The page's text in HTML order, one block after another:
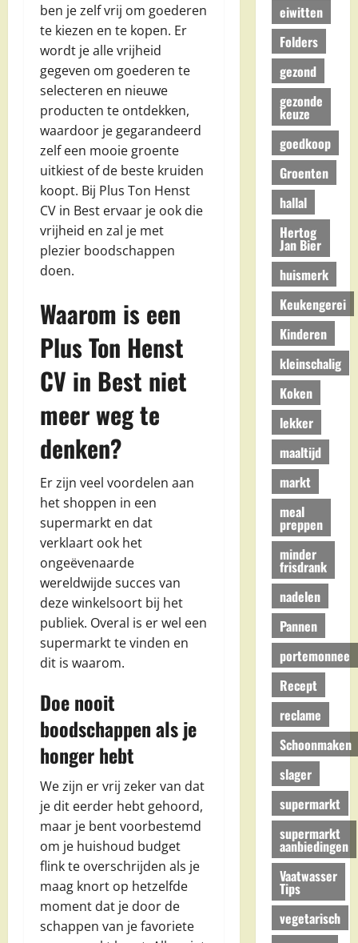
ben je zelf vrij om goederen
te kiezen en te kopen. Er
wordt je alle vrijheid
gegeven om goederen te
selecteren en nieuwe
producten te ontdekken,
waardoor je gegarandeerd
zelf een mooie groente
uitkiest of de beste kruiden
koopt. Bij Plus Ton Henst
CV in Best ervaar je ook die
vrijheid en zal je met
plezier boodschappen
doen.
Waarom is een
Plus Ton Henst
CV in Best niet
meer weg te
denken?
Er zijn veel voordelen aan
het shoppen in een
supermarkt en dat
verklaart ook het
ongeëvenaarde
wereldwijde succes van
deze winkelsoort bij het
publiek. Overal is er wel een
supermarkt te vinden en
dit is waarom.
Doe nooit
boodschappen als je
honger hebt
We zijn er vrij zeker van dat
je dit eerder hebt gehoord,
maar je bent voorbestemd
om je huishoud budget
flink te overschrijden als je
maag knort op hetzelfde
moment dat je door de
schappen van je favoriete
eiwitten
Folders
gezond
gezonde
keuze
goedkoop
Groenten
hallal
Hertog
Jan Bier
huismerk
Keukengerei
Kinderen
kleinschalig
Koken
lekker
maaltijd
markt
meal
preppen
minder
frisdrank
nadelen
Pannen
portemonnee
Recept
reclame
Schoonmaken
slager
supermarkt
supermarkt
aanbiedingen
Vaatwasser
Tips
vegetarisch